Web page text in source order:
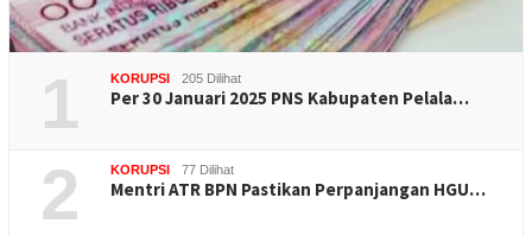
1 KORUPSI 205 Dilihat
Per 30 Januari 2025 PNS Kabupaten Pelala…
2 KORUPSI 77 Dilihat
Mentri ATR BPN Pastikan Perpanjangan HGU…